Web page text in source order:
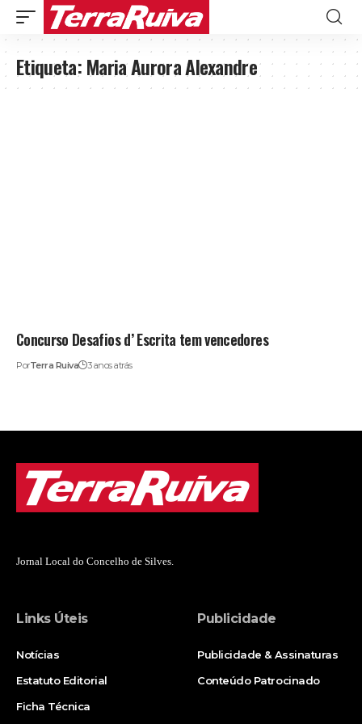
Etiqueta:Maria Aurora Alexandre
Concurso Desafios d’ Escrita tem vencedores
PorTerra Ruiva 3 anos atrás
Jornal Local do Concelho de Silves.
Links Úteis
Notícias
Estatuto Editorial
Ficha Técnica
Publicidade
Publicidade & Assinaturas
Conteúdo Patrocinado